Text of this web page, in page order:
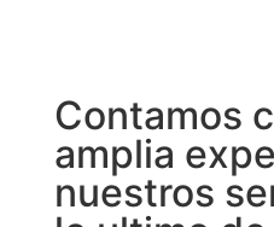
Contamos
amplia
nuestros